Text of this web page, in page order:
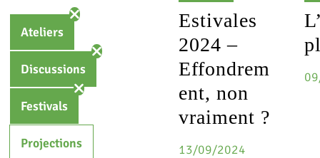
Ateliers
Discussions
Festivals
Projections
Estivales
2024 –
Effondrem
ent, non
vraiment ?
13/09/2024